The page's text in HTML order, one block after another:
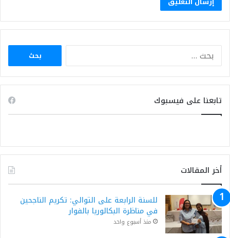
البحث
تابعنا على فيسبوك
أخر المقالات
للسنة الرابعة على التوالي: تكريم الناجحين
في مناظرة البكالوريا بالفوار
منذ أسبوع واحد